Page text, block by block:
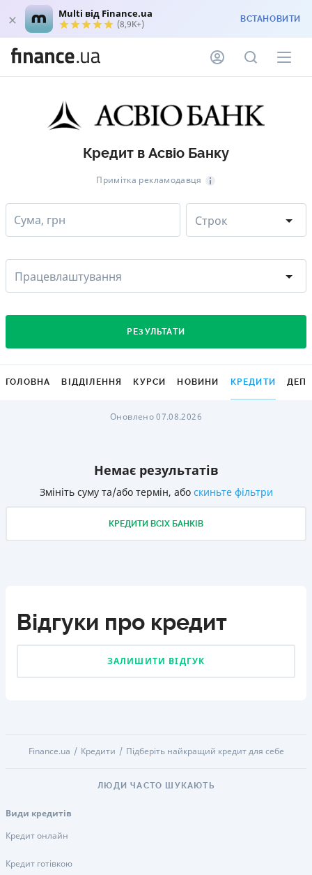
Multi від Finance.ua
(8,9K+) ВСТАНОВИТИ
Кредит в Асвіо Банку
Примітка рекламодавця
Сума, грн Строк
Працевлаштування
РЕЗУЛЬТАТИ
ГОЛОВНА ВІДДІЛЕННЯ КУРСИ НОВИНИ КРЕДИТИ
Оновлено 07.08.2026
Немає результатів
Змініть суму та/або термін, або скиньте фільтри
КРЕДИТИ ВСІХ БАНКІВ
Відгуки про кредит
ЗАЛИШИТИ ВІДГУК
Finance.ua Кредити Підберіть найкращий кредит для себе
ЛЮДИ ЧАСТО ШУКАЮТЬ
Види кредитів
Кредит онлайн
Кредит готівкою